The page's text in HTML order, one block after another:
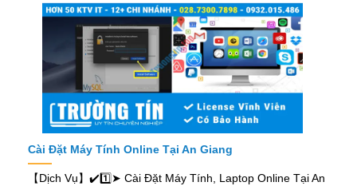
Cài Đặt Máy Tính Online Tại An Giang
【Dịch Vụ】✔️1️⃣➤ Cài Đặt Máy Tính, Laptop Online Tại An